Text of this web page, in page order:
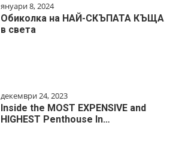
януари 8, 2024
Обиколка на НАЙ-СКЪПАТА КЪЩА
в света
декември 24, 2023
Inside the MOST EXPENSIVE and
HIGHEST Penthouse In…